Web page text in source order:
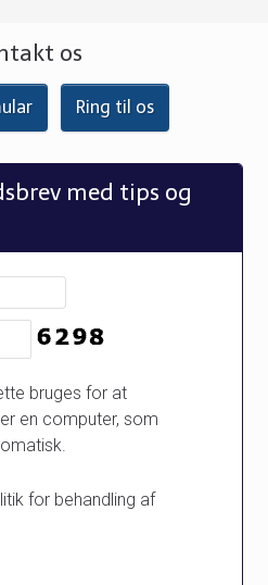
os
Ring til os
med tips og
bruges for at
en computer, som
for behandling af